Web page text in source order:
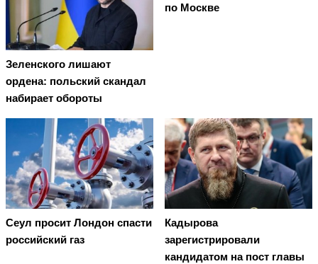
Зеленского лишают
ордена: польский скандал
набирает обороты
по Москве
Сеул просит Лондон спасти
российский газ
Кадырова
зарегистрировали
кандидатом на пост главы